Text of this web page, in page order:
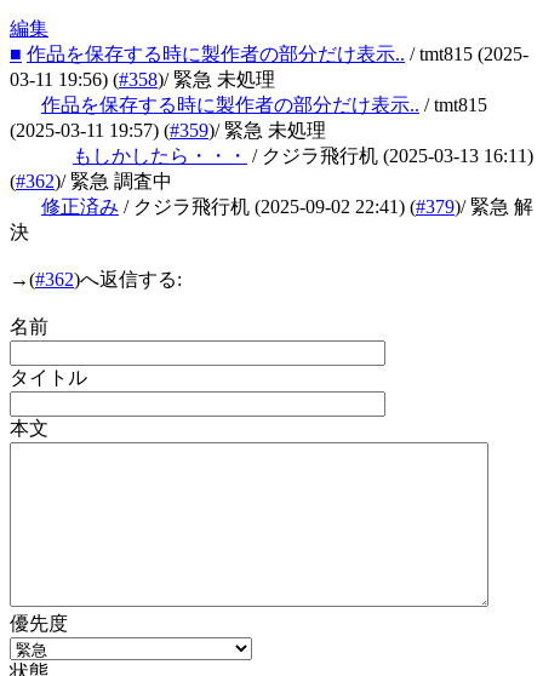
編集
■ 作品を保存する時に製作者の部分だけ表示.. / tmt815 (2025-
03-11 19:56) (#358)/ 緊急 未処理
作品を保存する時に製作者の部分だけ表示.. / tmt815
(2025-03-11 19:57) (#359)/ 緊急 未処理
もしかしたら・・・ / クジラ飛行机 (2025-03-13 16:11)
(#362)/ 緊急 調査中
修正済み / クジラ飛行机 (2025-09-02 22:41) (#379)/ 緊急 解
決
→(#362)へ返信する:
名前
タイトル
本文
優先度
状態